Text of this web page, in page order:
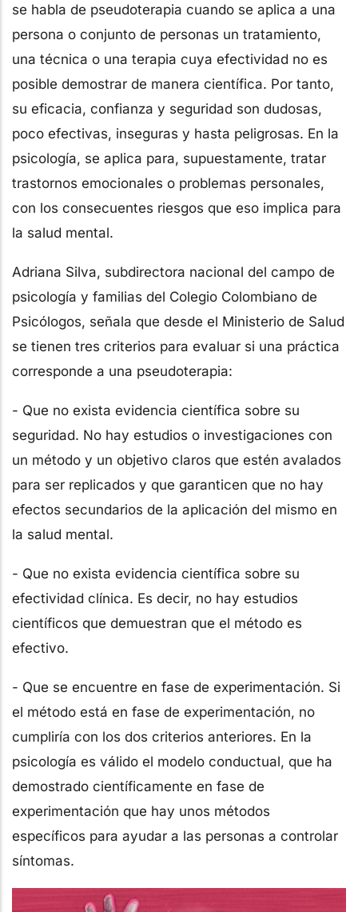
se habla de pseudoterapia cuando se aplica a una
persona o conjunto de personas un tratamiento,
una técnica o una terapia cuya efectividad no es
posible demostrar de manera científica. Por tanto,
su eficacia, confianza y seguridad son dudosas,
poco efectivas, inseguras y hasta peligrosas. En la
psicología, se aplica para, supuestamente, tratar
trastornos emocionales o problemas personales,
con los consecuentes riesgos que eso implica para
la salud mental.
Adriana Silva, subdirectora nacional del campo de
psicología y familias del Colegio Colombiano de
Psicólogos, señala que desde el Ministerio de Salud
se tienen tres criterios para evaluar si una práctica
corresponde a una pseudoterapia:
- Que no exista evidencia científica sobre su
seguridad. No hay estudios o investigaciones con
un método y un objetivo claros que estén avalados
para ser replicados y que garanticen que no hay
efectos secundarios de la aplicación del mismo en
la salud mental.
- Que no exista evidencia científica sobre su
efectividad clínica. Es decir, no hay estudios
científicos que demuestran que el método es
efectivo.
- Que se encuentre en fase de experimentación. Si
el método está en fase de experimentación, no
cumpliría con los dos criterios anteriores. En la
psicología es válido el modelo conductual, que ha
demostrado científicamente en fase de
experimentación que hay unos métodos
específicos para ayudar a las personas a controlar
síntomas.